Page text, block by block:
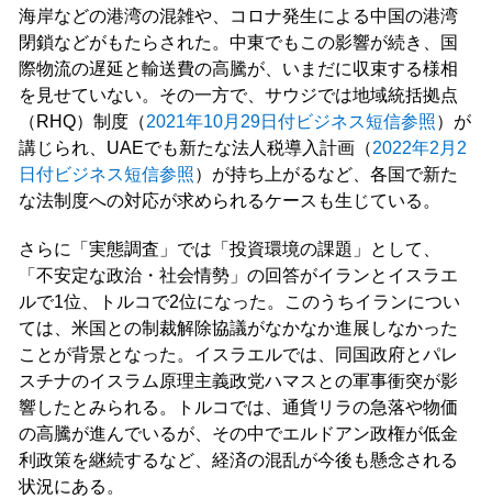
海岸などの港湾の混雑や、コロナ発生による中国の港湾
閉鎖などがもたらされた。中東でもこの影響が続き、国
際物流の遅延と輸送費の高騰が、いまだに収束する様相
を見せていない。その一方で、サウジでは地域統括拠点
（RHQ）制度（2021年10月29日付ビジネス短信参照）が
講じられ、UAEでも新たな法人税導入計画（2022年2月2
日付ビジネス短信参照）が持ち上がるなど、各国で新た
な法制度への対応が求められるケースも生じている。
さらに「実態調査」では「投資環境の課題」として、
「不安定な政治・社会情勢」の回答がイランとイスラエ
ルで1位、トルコで2位になった。このうちイランについ
ては、米国との制裁解除協議がなかなか進展しなかった
ことが背景となった。イスラエルでは、同国政府とパレ
スチナのイスラム原理主義政党ハマスとの軍事衝突が影
響したとみられる。トルコでは、通貨リラの急落や物価
の高騰が進んでいるが、その中でエルドアン政権が低金
利政策を継続するなど、経済の混乱が今後も懸念される
状況にある。